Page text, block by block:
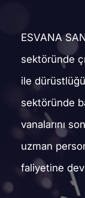
ESVANA
sektöründe
ile
sektöründe
vanalarını
uzman
faliyetine